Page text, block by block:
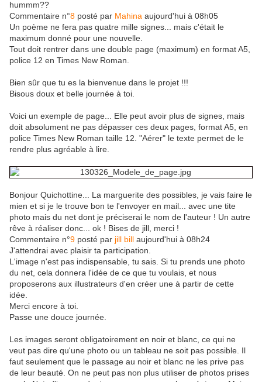
hummm??
Commentaire n°8 posté par Mahina aujourd'hui à 08h05
Un poème ne fera pas quatre mille signes... mais c'était le
maximum donné pour une nouvelle.
Tout doit rentrer dans une double page (maximum) en format A5,
police 12 en Times New Roman.
Bien sûr que tu es la bienvenue dans le projet !!!
Bisous doux et belle journée à toi.
Voici un exemple de page... Elle peut avoir plus de signes, mais
doit absolument ne pas dépasser ces deux pages, format A5, en
police Times New Roman taille 12. "Aérer" le texte permet de le
rendre plus agréable à lire.
Bonjour Quichottine... La marguerite des possibles, je vais faire le
mien et si je le trouve bon te l'envoyer en mail... avec une tite
photo mais du net dont je préciserai le nom de l'auteur ! Un autre
rêve à réaliser donc... ok ! Bises de jill, merci !
Commentaire n°9 posté par jill bill aujourd'hui à 08h24
J'attendrai avec plaisir ta participation.
L'image n'est pas indispensable, tu sais. Si tu prends une photo
du net, cela donnera l'idée de ce que tu voulais, et nous
proposerons aux illustrateurs d'en créer une à partir de cette
idée.
Merci encore à toi.
Passe une douce journée.
Les images seront obligatoirement en noir et blanc, ce qui ne
veut pas dire qu'une photo ou un tableau ne soit pas possible. Il
faut seulement que le passage au noir et blanc ne les prive pas
de leur beauté. On ne peut pas non plus utiliser de photos prises